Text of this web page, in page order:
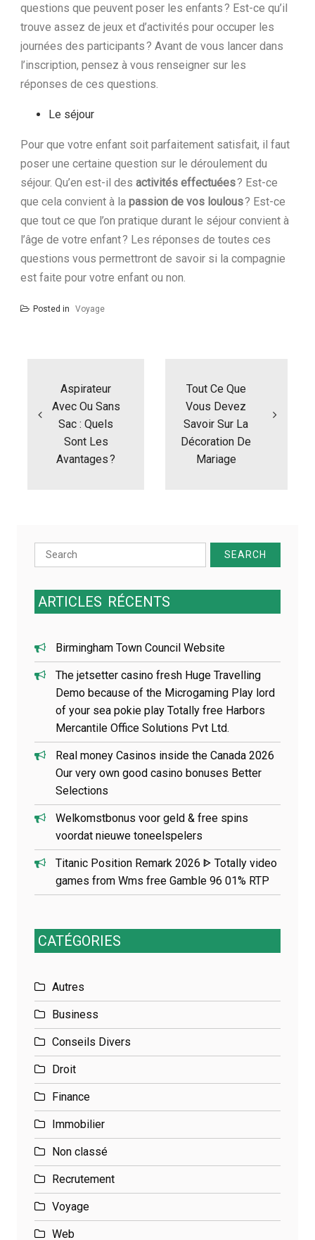
questions que peuvent poser les enfants ? Est-ce qu’il
trouve assez de jeux et d’activités pour occuper les
journées des participants ? Avant de vous lancer dans
l’inscription, pensez à vous renseigner sur les
réponses de ces questions.
Le séjour
Pour que votre enfant soit parfaitement satisfait, il faut
poser une certaine question sur le déroulement du
séjour. Qu’en est-il des activités effectuées? Est-ce
que cela convient à la passion de vos loulous? Est-ce
que tout ce que l’on pratique durant le séjour convient à
l’âge de votre enfant ? Les réponses de toutes ces
questions vous permettront de savoir si la compagnie
est faite pour votre enfant ou non.
Posted in Voyage
Aspirateur
Avec Ou Sans
Sac : Quels
Sont Les
Avantages ?
Tout Ce Que
Vous Devez
Savoir Sur La
Décoration De
Mariage
Search
for:
ARTICLES RÉCENTS
Birmingham Town Council Website
The jetsetter casino fresh Huge Travelling
Demo because of the Microgaming Play lord
of your sea pokie play Totally free Harbors
Mercantile Office Solutions Pvt Ltd.
Real money Casinos inside the Canada 2026
Our very own good casino bonuses Better
Selections
Welkomstbonus voor geld & free spins
voordat nieuwe toneelspelers
Titanic Position Remark 2026 ᐈ Totally video
games from Wms free Gamble 96 01% RTP
CATÉGORIES
Autres
Business
Conseils Divers
Droit
Finance
Immobilier
Non classé
Recrutement
Voyage
Web